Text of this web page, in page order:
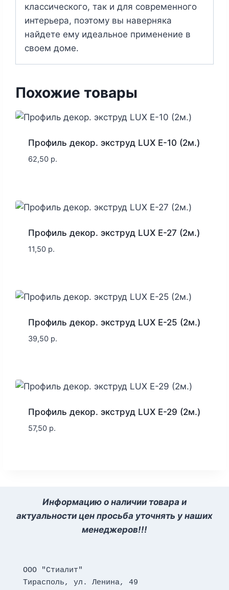
классического, так и для современного
интерьера, поэтому вы наверняка
найдете ему идеальное применение в
своем доме.
Похожие товары
Профиль декор. экструд LUX E-10 (2м.)
62,50 р.
Профиль декор. экструд LUX E-27 (2м.)
11,50 р.
Профиль декор. экструд LUX E-25 (2м.)
39,50 р.
Профиль декор. экструд LUX E-29 (2м.)
57,50 р.
Информацию о наличии товара и
актуальности цен просьба уточнять у наших
менеджеров!!!
ООО "Стиалит"
Тирасполь, ул. Ленина, 49